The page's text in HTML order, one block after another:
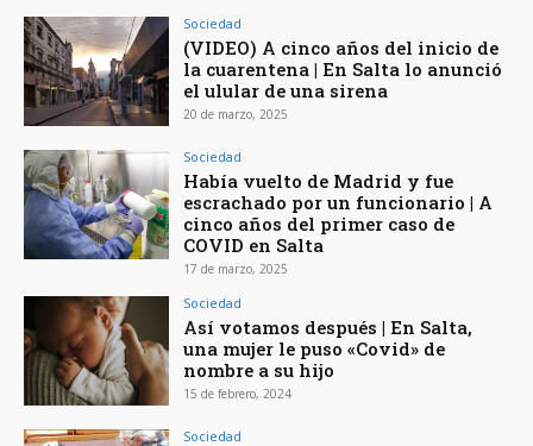
Sociedad
(VIDEO) A cinco años del inicio de
la cuarentena | En Salta lo anunció
el ulular de una sirena
20 de marzo, 2025
Sociedad
Había vuelto de Madrid y fue
escrachado por un funcionario | A
cinco años del primer caso de
COVID en Salta
17 de marzo, 2025
Sociedad
Así votamos después | En Salta,
una mujer le puso «Covid» de
nombre a su hijo
15 de febrero, 2024
Sociedad